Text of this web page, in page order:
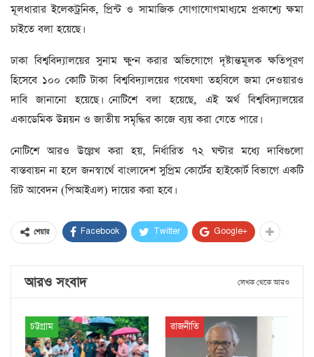
মূলধারার ইলেকট্রনিক, প্রিন্ট ও সামাজিক যোগাযোগমাধ্যমে প্রকাশ্যে ক্ষমা
চাইতে বলা হয়েছে।
ঢাকা বিশ্ববিদ্যালয়ের সুনাম ক্ষুণ্ন করার অভিযোগে দৃষ্টান্তমূলক ক্ষতিপূরণ
হিসেবে ১০০ কোটি টাকা বিশ্ববিদ্যালয়ের গবেষণা তহবিলে জমা দেওয়ারও
দাবি জানানো হয়েছে। নোটিশে বলা হয়েছে, এই অর্থ বিশ্ববিদ্যালয়ের
একাডেমিক উন্নয়ন ও জাতীয় সমৃদ্ধির কাজে ব্যয় করা যেতে পারে।
নোটিশে আরও উল্লেখ করা হয়, নির্ধারিত ৭২ ঘণ্টার মধ্যে দাবিগুলো
বাস্তবায়ন না হলে জনস্বার্থে বাংলাদেশ সুপ্রিম কোর্টের হাইকোর্ট বিভাগে একটি
রিট আবেদন (পিআইএল) দায়ের করা হবে।
শেয়ার Facebook Twitter Google+
আরও সংবাদ লেখক থেকে আরও
চট্টগ্রাম রাজনীতি